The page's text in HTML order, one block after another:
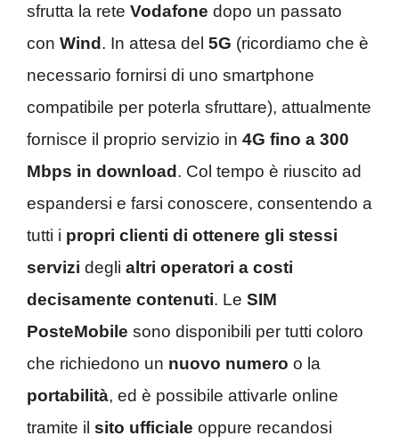
sfrutta la rete Vodafone dopo un passato
con Wind. In attesa del 5G (ricordiamo che è
necessario fornirsi di uno smartphone
compatibile per poterla sfruttare), attualmente
fornisce il proprio servizio in 4G fino a 300
Mbps in download. Col tempo è riuscito ad
espandersi e farsi conoscere, consentendo a
tutti i propri clienti di ottenere gli stessi
servizi degli altri operatori a costi
decisamente contenuti. Le SIM
PosteMobile sono disponibili per tutti coloro
che richiedono un nuovo numero o la
portabilità, ed è possibile attivarle online
tramite il sito ufficiale oppure recandosi